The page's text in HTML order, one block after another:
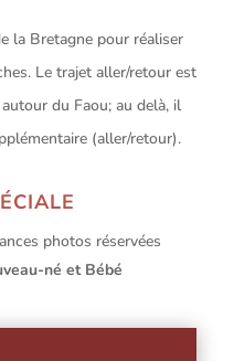
la Bretagne pour réaliser
Le trajet aller/retour est
du Faou; au delà, il
(aller/retour).
photos réservées
né et Bébé